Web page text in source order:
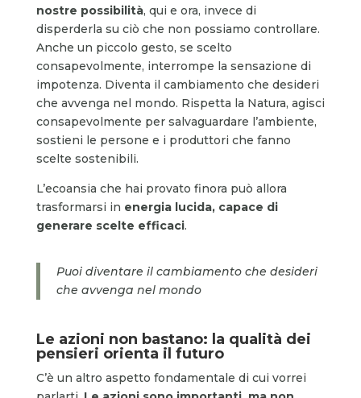
nostre possibilità, qui e ora, invece di
disperderla su ciò che non possiamo controllare.
Anche un piccolo gesto, se scelto
consapevolmente, interrompe la sensazione di
impotenza. Diventa il cambiamento che desideri
che avvenga nel mondo. Rispetta la Natura, agisci
consapevolmente per salvaguardare l’ambiente,
sostieni le persone e i produttori che fanno
scelte sostenibili.
L’ecoansia che hai provato finora può allora
trasformarsi in energia lucida, capace di
generare scelte efficaci.
Puoi diventare il cambiamento che desideri
che avvenga nel mondo
Le azioni non bastano: la qualità dei
pensieri orienta il futuro
C’è un altro aspetto fondamentale di cui vorrei